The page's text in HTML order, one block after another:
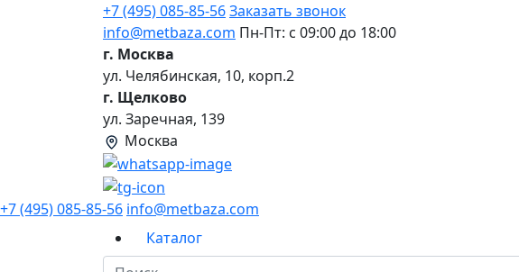
+7 (495) 085-85-56Заказать звонок
info@metbaza.com Пн-Пт: с 09:00 до 18:00
г. Москва
ул. Челябинская, 10, корп.2
г. Щелково
ул. Заречная, 139
Москва
+7 (495) 085-85-56 info@metbaza.com
Каталог